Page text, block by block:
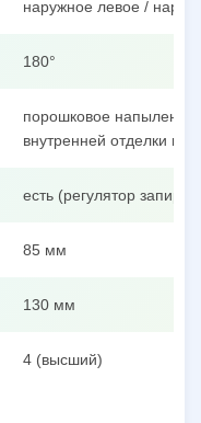
наружное левое /
180°
порошковое напыление
внутренней отделки
есть (регулятор
85 мм
130 мм
4 (высший)